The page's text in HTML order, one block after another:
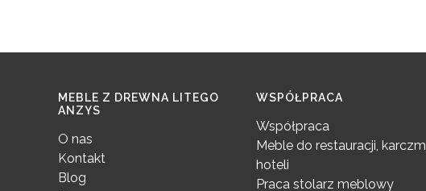
Linki w stopce
MEBLE Z DREWNA LITEGO
ANZYS
O nas
Kontakt
Blog
WSPÓŁPRACA
Współpraca
Meble do restauracji, karczm,
hoteli
Praca stolarz meblowy